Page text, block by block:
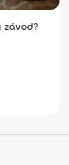
závod?